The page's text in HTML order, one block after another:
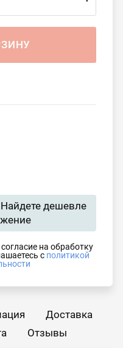
Найдете дешевле
на обработку
с политикой
Доставка
Отзывы